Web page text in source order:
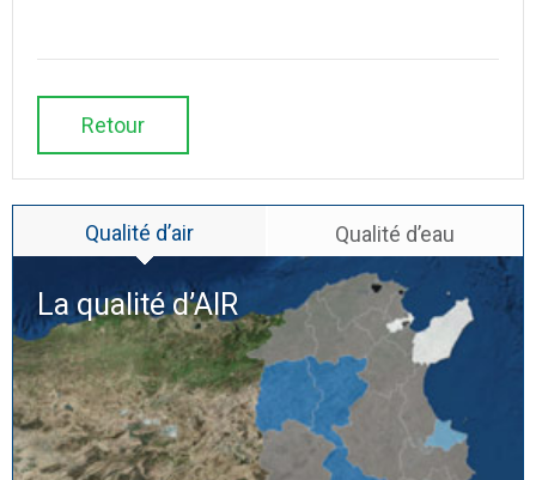
Retour
Qualité d’air Qualité d’eau
La qualité d’AIR